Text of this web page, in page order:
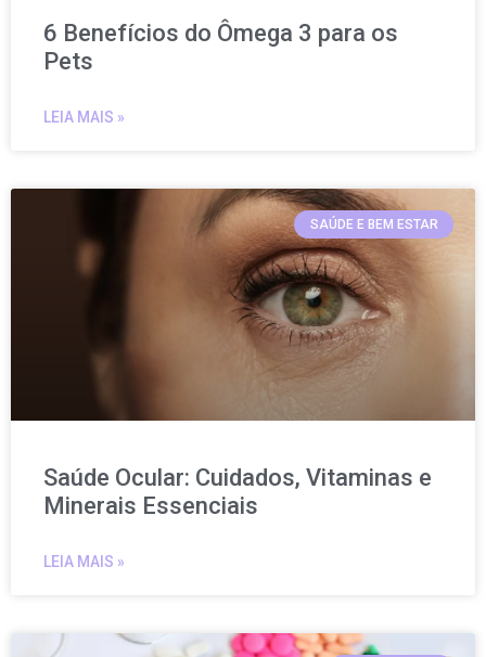
6 Benefícios do Ômega 3 para os
Pets
LEIA MAIS »
SAÚDE E BEM ESTAR
Saúde Ocular: Cuidados, Vitaminas e
Minerais Essenciais
LEIA MAIS »